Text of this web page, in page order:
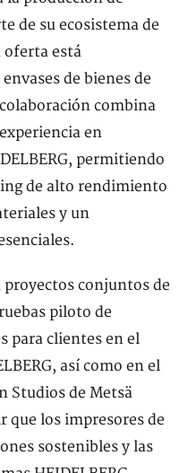
de su ecosistema de
oferta está
de bienes de
combina
en
permitiendo
de alto rendimiento
y un
proyectos conjuntos de
piloto de
para clientes en el
así como en el
Studios de Metsä
que los impresores de
sostenibles y las